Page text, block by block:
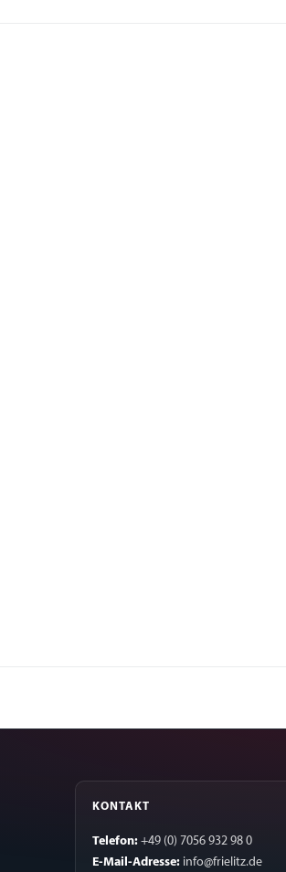
KONTAKT
Telefon: +49 (0) 7056 932 98 0
E-Mail-Adresse: info@frielitz.de